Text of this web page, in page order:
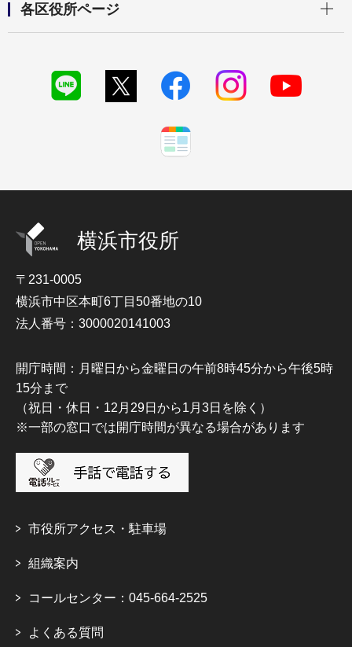
各区役所ページ
横浜市役所
〒231-0005
横浜市中区本町6丁目50番地の10
法人番号：3000020141003
開庁時間：月曜日から金曜日の午前8時45分から午後5時
15分まで
（祝日・休日・12月29日から1月3日を除く）
※一部の窓口では開庁時間が異なる場合があります
市役所アクセス・駐車場
組織案内
コールセンター：045-664-2525
よくある質問